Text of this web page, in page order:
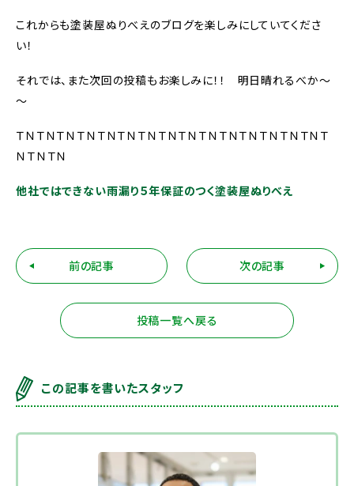
これからも塗装屋ぬりべえのブログを楽しみにしていてくださ
い！
それでは、また次回の投稿もお楽しみに！！ 明日晴れるべか～
～
ＴＮＴＮＴＮＴＮＴＮＴＮＴＮＴＮＴＮＴＮＴＮＴＮＴＮＴＮＴＮＴ
ＮＴＮＴＮ
他社ではできない雨漏り５年保証のつく塗装屋ぬりべえ
前の記事
投稿一覧へ戻る
次の記事
この記事を書いたスタッフ